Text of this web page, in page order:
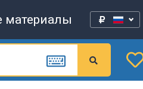
материалы